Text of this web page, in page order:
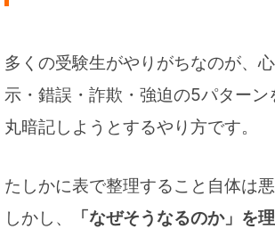
多くの受験生がやりがちなのが、
示・錯誤・詐欺・強迫の5パターン
丸暗記しようとするやり方です。
たしかに表で整理すること自体は悪
しかし、
「なぜそうなるのか」を